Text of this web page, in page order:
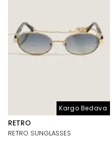
Kargo Bedava
RETRO
RETRO SUNGLASSES